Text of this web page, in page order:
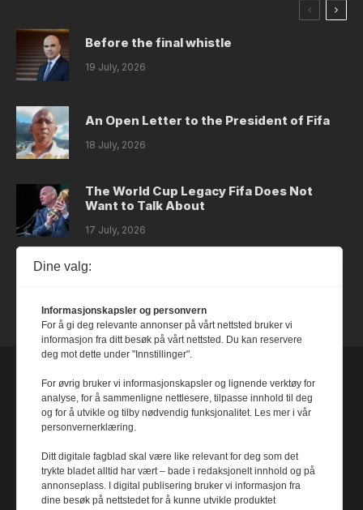
Before the final whistle
19 July, 2026
An Open Letter to the President of Fifa
18 July, 2026
The World Cup Legacy Fifa Does Not
Want to Talk About
17 July, 2026
Dystopia
Dine valg:
Informasjonskapsler og personvern
For å gi deg relevante annonser på vårt nettsted bruker vi
informasjon fra ditt besøk på vårt nettsted. Du kan reservere
deg mot dette under "Innstillinger".
For øvrig bruker vi informasjonskapsler og lignende verktøy for
analyse, for å sammenligne nettlesere, tilpasse innhold til deg
og for å utvikle og tilby nødvendig funksjonalitet. Les mer i vår
personvernerklæring.
Ditt digitale fagblad skal være like relevant for deg som det
trykte bladet alltid har vært – bade i redaksjonelt innhold og på
annonseplass. I digital publisering bruker vi informasjon fra
dine besøk på nettstedet for å kunne utvikle produktet